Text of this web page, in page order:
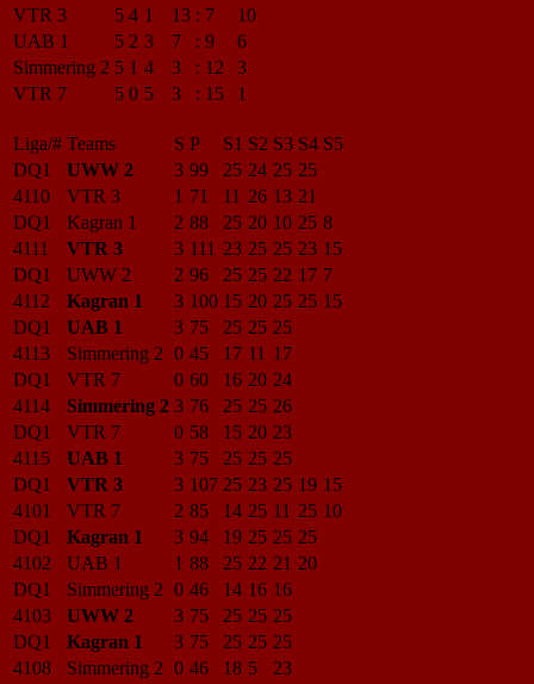
VTR 3
5 4 1 13 : 7
10
UAB 1
5 2 3 7 : 9
6
Simmering 2 5 1 4 3 : 12
3
VTR 7
5 0 5 3 : 15 1
Liga/# Teams S P S1 S2 S3 S4 S5
DQ1
UWW 2 3 99 25 24 25 25
4110
VTR 3 1 71 11 26 13 21
DQ1
Kagran 1 2 88 25 20 10 25 8
4111
VTR 3 3 111 23 25 25 23 15
DQ1
UWW 2 2 96 25 25 22 17 7
4112
Kagran 1 3 100 15 20 25 25 15
DQ1
UAB 1 3 75 25 25 25
4113
Simmering 2 0 45 17 11 17
DQ1
VTR 7 0 60 16 20 24
4114
Simmering 2 3 76 25 25 26
DQ1
VTR 7 0 58 15 20 23
4115
UAB 1 3 75 25 25 25
DQ1
VTR 3 3 107 25 23 25 19 15
4101
VTR 7 2 85 14 25 11 25 10
DQ1
Kagran 1 3 94 19 25 25 25
4102
UAB 1 1 88 25 22 21 20
DQ1
Simmering 2 0 46 14 16 16
4103
UWW 2 3 75 25 25 25
DQ1
Kagran 1 3 75 25 25 25
4108
Simmering 2 0 46 18 5
23